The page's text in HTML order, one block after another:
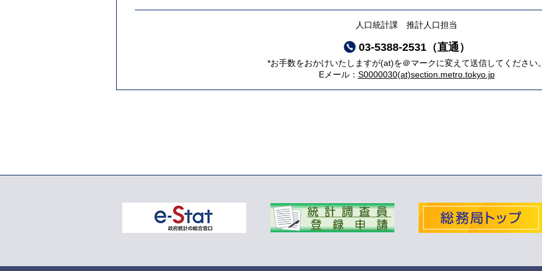
人口統計課 推計人口担当
03-5388-2531（直通）
*お手数をおかけいたしますが(at)を＠マークに変えて送信してください。
Eメール： S0000030(at)section.metro.tokyo.jp